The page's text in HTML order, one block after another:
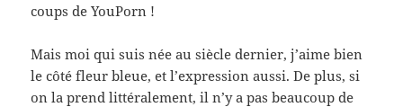
coups de YouPorn !
Mais moi qui suis née au siècle dernier, j’aime bien
le côté fleur bleue, et l’expression aussi. De plus, si
on la prend littéralement, il n’y a pas beaucoup de